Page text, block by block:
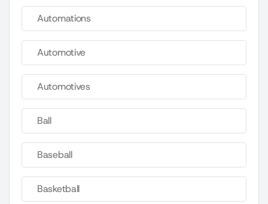
Automations
Automotive
Automotives
Ball
Baseball
Basketball